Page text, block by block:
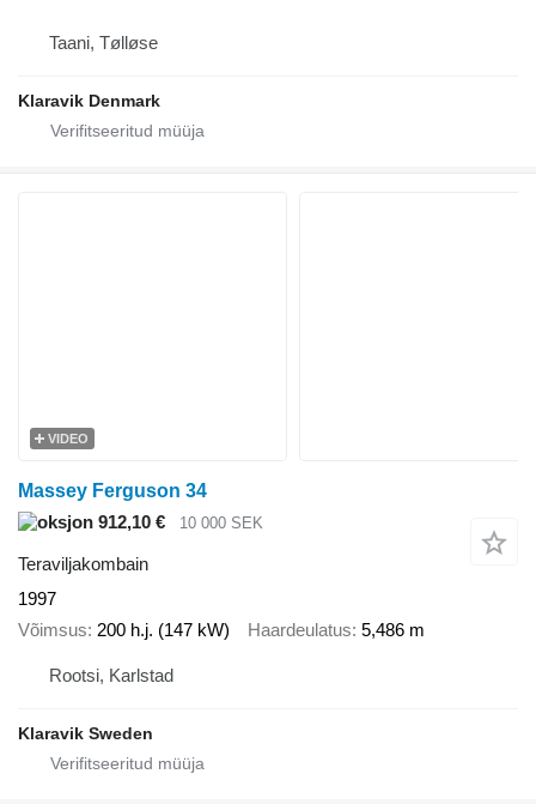
Taani, Tølløse
Klaravik Denmark
VIDEO
Massey Ferguson 34
912,10 €
10 000 SEK
Teraviljakombain
1997
Võimsus 200 h.j. (147 kW) Haardeulatus 5,486 m
Rootsi, Karlstad
Klaravik Sweden